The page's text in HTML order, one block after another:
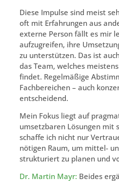
Diese Impulse sind meist
oft mit Erfahrungen aus
externe Person fällt es mir
aufzugreifen, ihre
zu unterstützen. Das ist
das Team, welches
findet. Regelmäßige
Fachbereichen – auch
entscheidend.
Mein Fokus liegt auf
umsetzbaren Lösungen mit
schaffe ich nicht nur
nötigen Raum, um mittel-
strukturiert zu planen und
Dr. Martin Mayr: Beides